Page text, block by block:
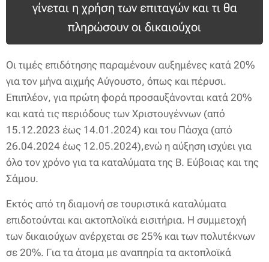
γίνεται η χρήση των επιταγών και τι θα
πληρώσουν οι δικαιούχοι
Οι τιμές επιδότησης παραμένουν αυξημένες κατά 20%
για τον μήνα αιχμής Αύγουστο, όπως και πέρυσι.
Επιπλέον, για πρώτη φορά προσαυξάνονται κατά 20%
και κατά τις περιόδους των Χριστουγέννων (από
15.12.2023 έως 14.01.2024) και του Πάσχα (από
26.04.2024 έως 12.05.2024),ενώ η αύξηση ισχύει για
όλο τον χρόνο για τα καταλύματα της Β. Εύβοιας και της
Σάμου.
Εκτός από τη διαμονή σε τουριστικά καταλύματα
επιδοτούνται και ακτοπλοϊκά εισιτήρια. Η συμμετοχή
των δικαιούχων ανέρχεται σε 25% και των πολυτέκνων
σε 20%. Για τα άτομα με αναπηρία τα ακτοπλοϊκά